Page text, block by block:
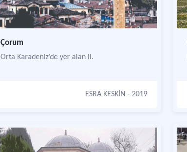
Çorum
Orta Karadeniz’de yer alan il.
ESRA KESKİN - 2019